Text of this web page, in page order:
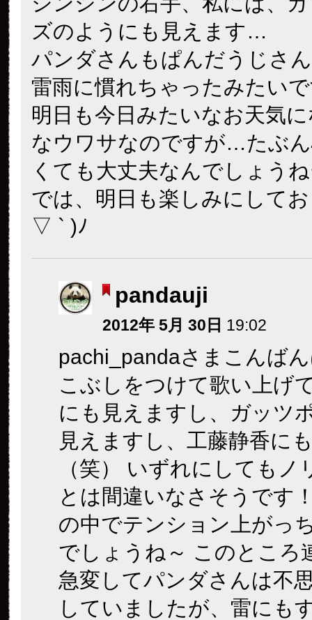
ズのようにも見えます…
パンダさんもぱんだうじさ
雷雨に慣れちゃったみたい
明日も今日みたいなお天気
なウワサなのですが…たぶ
くても大丈夫なんでしょう
では、明日も楽しみにして
▽ ` )ﾉ
pandauji
2012年 5月 30日 19:02
pachi_pandaさまこんば
こぶしをつけて歌い上げ
にも見えますし、ガッツ
見えますし、工藤静香に
（笑） いずれにしてもノ
とは間違いなさそうです
の中でテンション上がっ
でしょうね～ このところ
急変してパンダさんは不
していましたが、雷にも